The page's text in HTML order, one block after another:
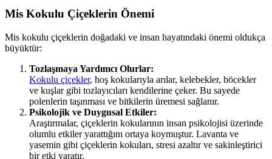
Mis Kokulu Çiçeklerin Önemi
Mis kokulu çiçeklerin doğadaki ve insan hayatındaki önemi oldukça
büyüktür:
Tozlaşmaya Yardımcı Olurlar:
Kokulu çiçekler, hoş kokularıyla arılar, kelebekler, böcekler
ve kuşlar gibi tozlayıcıları kendilerine çeker. Bu sayede
polenlerin taşınması ve bitkilerin üremesi sağlanır.
Psikolojik ve Duygusal Etkiler:
Araştırmalar, çiçeklerin kokularının insan psikolojisi üzerinde
olumlu etkiler yarattığını ortaya koymuştur. Lavanta ve
yasemin gibi çiçeklerin kokuları, stresi azaltır ve sakinleştirici
bir etki yaratır.